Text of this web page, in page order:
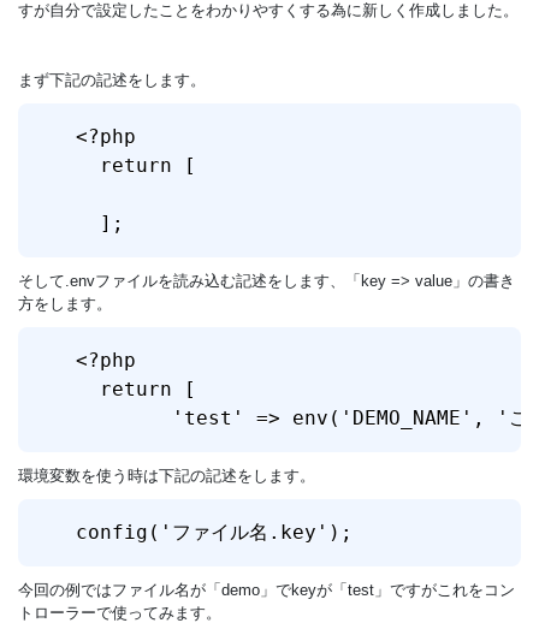
すが自分で設定したことをわかりやすくする為に新しく作成しました。
まず下記の記述をします。
<?php
  return [
  ];
そして.envファイルを読み込む記述をします、「key => value」の書き
方をします。
<?php
  return [
'test' => env('DEMO_NAME', 'これ
環境変数を使う時は下記の記述をします。
config('ファイル名.key');
今回の例ではファイル名が「demo」でkeyが「test」ですがこれをコン
トローラーで使ってみます。